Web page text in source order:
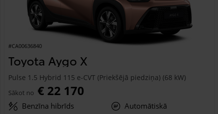
#CA00636840
Toyota Aygo X
Pulse 1.5 Hybrid 115 e-CVT (Priekšējā piedziņa) (68 kW)
Sākot no € 22 170
Benzīna hibrīds
Automātiskā